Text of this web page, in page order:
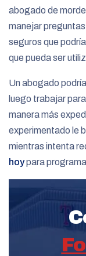
abogado de
manejar
seguros que
que pueda ser
Un abogado
luego trabajar
manera más
experimentado le
mientras intenta
hoypara